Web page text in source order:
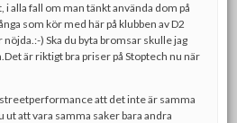
alla fall om man tänkt använda dom på
som kör med här på klubben av D2
) Ska du byta bromsar skulle jag
är riktigt bra priser på Stoptech nu när
att det inte är samma
att vara samma saker bara andra